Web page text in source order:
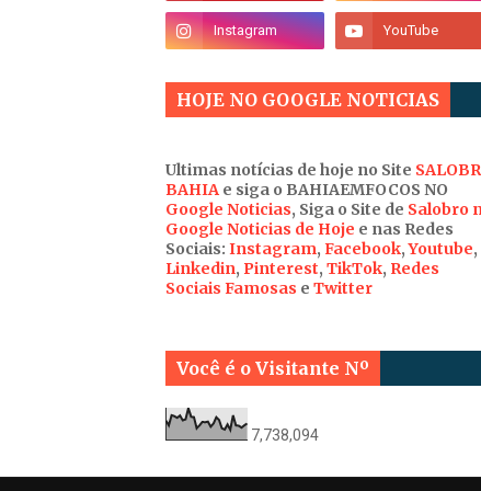
HOJE NO GOOGLE NOTICIAS
Ultimas notícias de hoje no Site
BAHIA e siga o BAHIAEMFOCOS NO
Google Noticias, Siga o Site de Salobro
Google Noticias de Hoje e nas Redes
Sociais: Instagram, Facebook,Youtube,
Linkedin, Pinterest, TikTok, Redes
Sociais Famosas e Twitter
Você é o Visitante Nº
7,738,094